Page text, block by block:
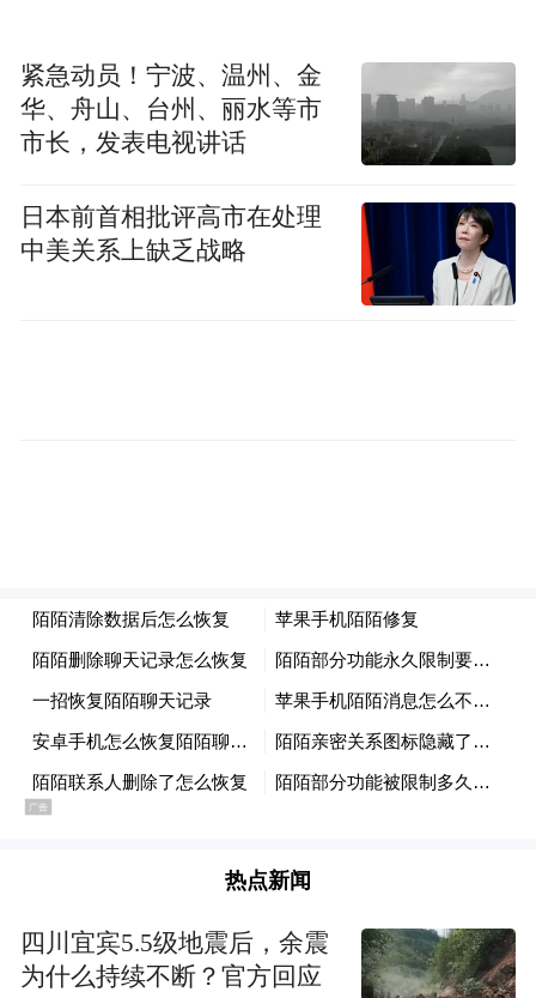
鞋，换上旧衣服，蹚着水进到田里。采收的
时候，直接把玉米外皮剥掉，放进桶里，然
后集中装进化肥袋，背到路边。因为土质，
田间道路非常容易陷车，农用车也无法运
输。
小时说，自己家的玉米地积水到小腿肚。周
小时介绍，现在当地仍是阴雨天气，收回来
的玉米晾晒也很不容易。只能把一些发霉和
发芽的玉米挑拣出去。
河南周口李先生告诉记者，村里地势低洼的
地方不少玉米地被淹。不仅玉米被淹，花生
时晾干就可能发芽或发霉。今年的湿玉米大
概6毛钱一斤。
紧急动员！宁波、温州、金
华、舟山、台州、丽水等市
市长，发表电视讲话
日本前首相批评高市在处理
中美关系上缺乏战略
热点新闻
四川宜宾5.5级地震后，余震
为什么持续不断？官方回应